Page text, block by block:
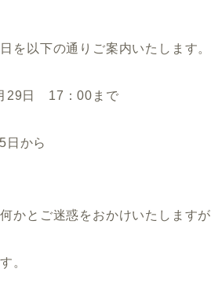
を以下の通りご案内いたします。
29日 17：00まで
日から
かとご迷惑をおかけいたしますが
。